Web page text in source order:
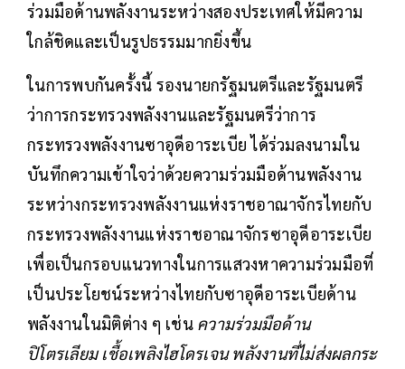
ร่วมมือด้านพลังงานระหว่างสองประเทศให้มีความ
ใกล้ชิดและเป็นรูปธรรมมากยิ่งขึ้น
ในการพบกันครั้งนี้ รองนายกรัฐมนตรีและรัฐมนตรี
ว่าการกระทรวงพลังงานและรัฐมนตรีว่าการ
กระทรวงพลังงานซาอุดีอาระเบีย ได้ร่วมลงนามใน
บันทึกความเข้าใจว่าด้วยความร่วมมือด้านพลังงาน
ระหว่างกระทรวงพลังงานแห่งราชอาณาจักรไทยกับ
กระทรวงพลังงานแห่งราชอาณาจักรซาอุดีอาระเบีย
เพื่อเป็นกรอบแนวทางในการแสวงหาความร่วมมือที่
เป็นประโยชน์ระหว่างไทยกับซาอุดีอาระเบียด้าน
พลังงานในมิติต่าง ๆ เช่น ความร่วมมือด้าน
ปิโตรเลียม เชื้อเพลิงไฮโดรเจน พลังงานที่ไม่ส่งผลกระ